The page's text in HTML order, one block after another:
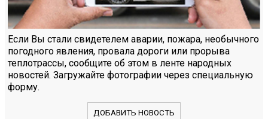
Если Вы стали свидетелем аварии, пожара, необычного
погодного явления, провала дороги или прорыва
теплотрассы, сообщите об этом в ленте народных
новостей. Загружайте фотографии через специальную
форму.
ДОБАВИТЬ НОВОСТЬ